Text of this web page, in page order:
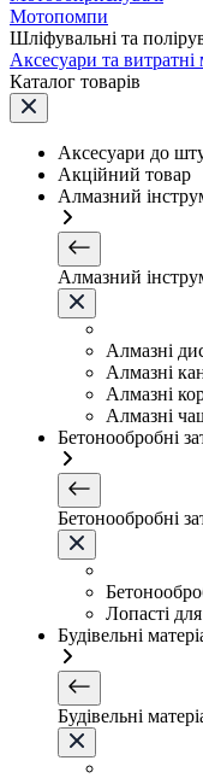
Мотопомпи
Шліфувальні та
Аксесуари та витратні
Каталог товарів
Аксесуари до
Акційний товар
Алмазний
Алмазний
Алмазні
Алмазні
Алмазні
Алмазні
Бетонообробні
Бетонообробні
Лопасті
Будівельні
Будівельні